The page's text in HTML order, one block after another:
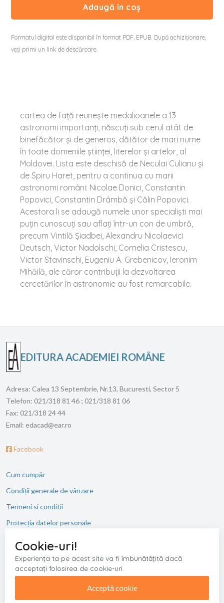
Adaugă în coș
Formatul digital este disponibil în format PDF, EPUB. După achiziționare,
veți primi un link de descărcare.
cartea de faţă reuneşte medalioanele a 13
astronomi importanți, născuţi sub cerul atât de
binefăcător şi de generos, dătător de mari nume
în toate domeniile ştiinţei, literelor şi artelor, al
Moldovei. Lista este deschisă de Neculai Culianu şi
de Spiru Haret, pentru a continua cu marii
astronomi români: Nicolae Donici, Constantin
Popovici, Constantin Drâmbă și Călin Popovici.
Acestora li se adaugă numele unor specialiști mai
puțin cunoscuți sau aflați într-un con de umbră,
precum Vintilă Şiadbei, Alexandru Nicolaevici
Deutsch, Victor Nadolschi, Cornelia Cristescu,
Victor Stavinschi, Eugeniu A. Grebenicov, Ieronim
Mihăilă, ale căror contribuţii la dezvoltarea
cercetărilor în astronomie au fost remarcabile.
EDITURA ACADEMIEI ROMÂNE
Adresa: Calea 13 Septembrie, Nr.13, Bucuresti, Sector 5
Telefon: 021/318 81 46 ; 021/318 81 06
Fax: 021/318 24 44
Email: edacad@ear.ro
Facebook
Cum cumpăr
Condiții generale de vânzare
Termeni si conditii
Protecția datelor personale
Copyright © 2026 Editura Academiei Romane. Toate drepturile
Cookie-uri!
Experiența ta pe acest site va fi îmbunătățită dacă
acceptați folosirea de cookie-uri.
Acceptă cookie